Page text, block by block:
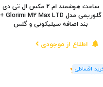
ساعت هوشمند ام 2 مکس ال تی دی
گلوریمی مدل Glorimi M2 Max LTD +
بند اضافه سیلیکونی و گلس
اطلاع از موجودی
(1رای)
5